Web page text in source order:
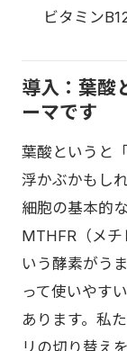
ビタミン
導入：葉酸
ーマです
葉酸というと
浮かぶかもし
細胞の基本的
MTHFR（メチ
いう酵素がう
って使いやす
あります。私